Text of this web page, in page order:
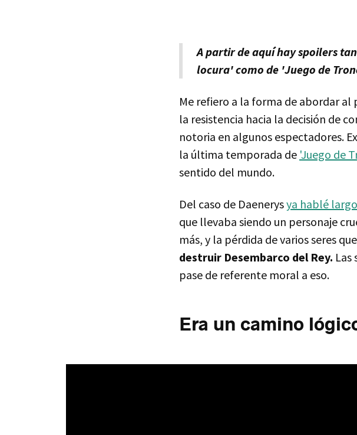
A partir de aquí hay spoilers
locura' como de 'Juego de
Me refiero a la forma de abordar
la resistencia hacia la decisión de
notoria en algunos espectadores.
la última temporada de 'Juego de
sentido del mundo.
Del caso de Daenerysya hablé
que llevaba siendo un personaje
más, y la pérdida de varios seres
destruir Desembarco del Rey. Las
pase de referente moral a eso.
Era un camino